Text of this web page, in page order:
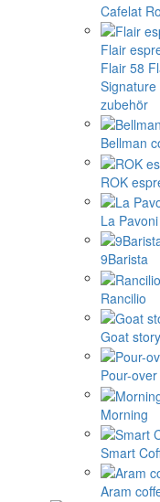
Cafelat
Flair
Flair 58
Signature
zubehör
Bellman
ROK
La Pavoni
9Barista
Rancilio
Goat story
Pour-over
Morning
Smart
Aram